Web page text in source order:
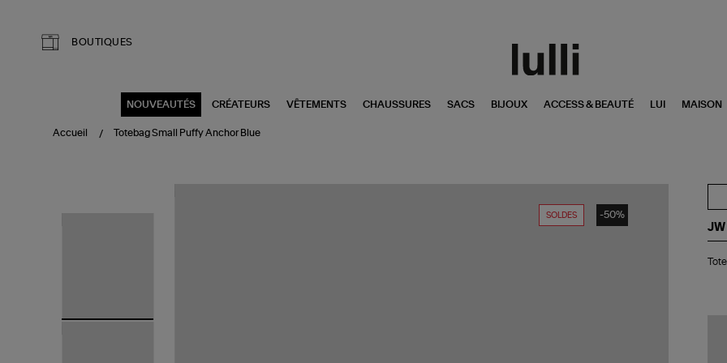
BOUTIQUES
NOUVEAUTÉS CRÉATEURS VÊTEMENTS CHAUSSURES SACS BIJOUX ACCESS & BEAUTÉ LUI MAISON
Accueil Totebag Small Puffy Anchor Blue
SOLDES -50%
JW